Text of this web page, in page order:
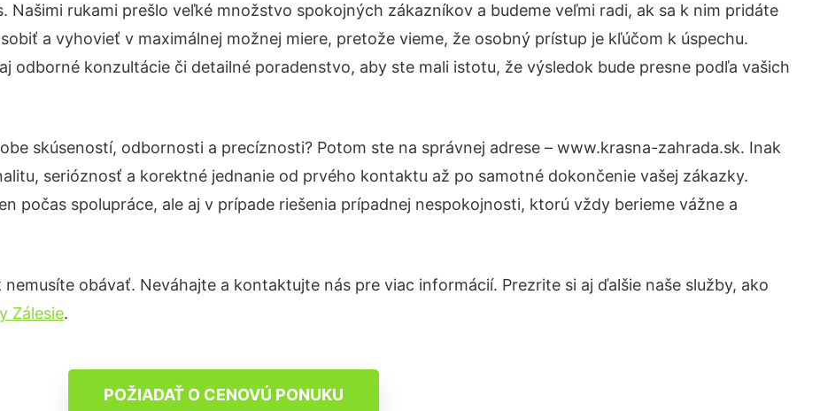
Našimi rukami prešlo veľké množstvo spokojných zákazníkov a budeme veľmi radi, ak sa k nim pridáte
a vyhovieť v maximálnej možnej miere, pretože vieme, že osobný prístup je kľúčom k úspechu.
odborné konzultácie či detailné poradenstvo, aby ste mali istotu, že výsledok bude presne podľa vašich
skúseností, odbornosti a precíznosti? Potom ste na správnej adrese – www.krasna-zahrada.sk. Inak
serióznosť a korektné jednanie od prvého kontaktu až po samotné dokončenie vašej zákazky.
počas spolupráce, ale aj v prípade riešenia prípadnej nespokojnosti, ktorú vždy berieme vážne a
nemusíte obávať. Neváhajte a kontaktujte nás pre viac informácií. Prezrite si aj ďalšie naše služby, ako
Zálesie.
POŽIADAŤ O CENOVÚ PONUKU